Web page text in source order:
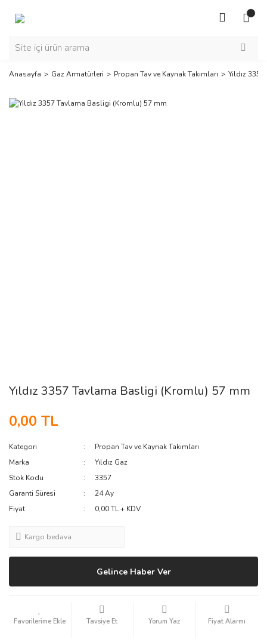
Anasayfa Gaz Armatürleri Propan Tav ve Kaynak Takımları Yıldız
Yıldız 3357 Tavlama Basligi (Kromlu) 57 mm
0,00 TL
Kategori
Propan Tav ve Kaynak Takımları
Marka
Yıldız Gaz
Stok Kodu
3357
Garanti Süresi
24 Ay
Fiyat
0,00 TL + KDV
Kargo bedava
Gelince Haber Ver
Tavsiye Et Yorum Yaz Fiyat Alarmı